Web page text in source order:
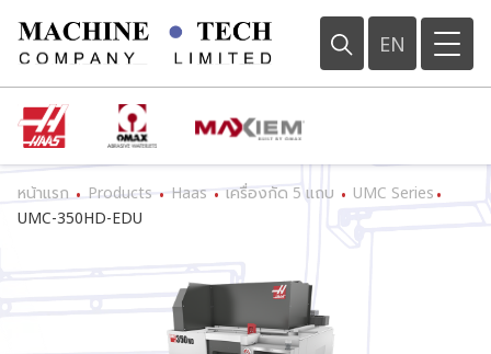
EN
หน้าแรก • Products • Haas • เครื่องกัด 5 แถบ • UMC Series •
UMC-350HD-EDU